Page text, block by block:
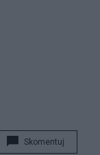
Skomentuj